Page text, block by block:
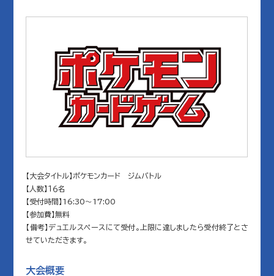
【大会タイトル】ポケモンカード ジムバトル
【人数】１６名
【受付時間】16:30～17:00
【参加費】無料
【備考】デュエルスペースにて受付。上限に達しましたら受付終了とさ
せていただきます。
大会概要